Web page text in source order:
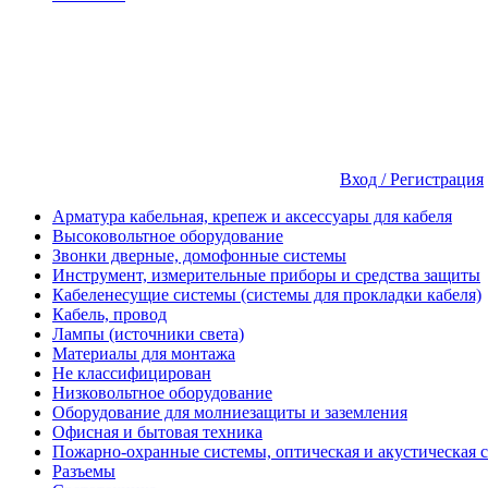
Вход / Регистрация
Арматура кабельная, крепеж и аксессуары для кабеля
Высоковольтное оборудование
Звонки дверные, домофонные системы
Инструмент, измерительные приборы и средства защиты
Кабеленесущие системы (системы для прокладки кабеля)
Кабель, провод
Лампы (источники света)
Материалы для монтажа
Не классифицирован
Низковольтное оборудование
Оборудование для молниезащиты и заземления
Офисная и бытовая техника
Пожарно-охранные системы, оптическая и акустическая
Разъемы